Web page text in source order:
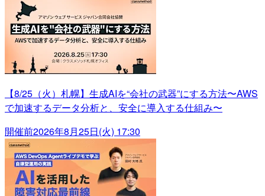
【8/25（火）札幌】生成AIを“会社の武器”にする方法〜AWS
で加速するデータ分析と、安全に導入する仕組み〜
開催前2026年8月25日(火) 17:30